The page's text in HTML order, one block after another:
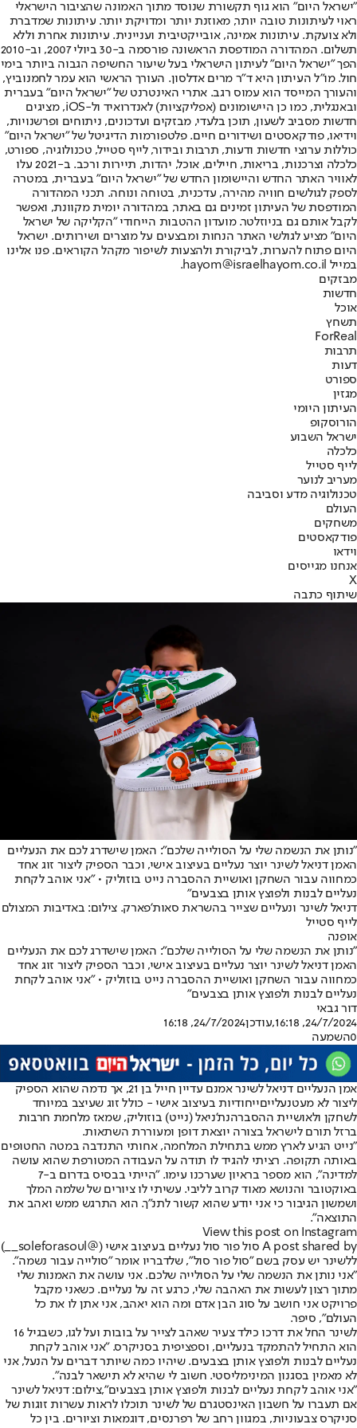
"ישראל היום" הוא גוף תקשורת שנוסד מתוך האמונה שהציבור הישראלי
ראוי לעיתונות טובה יותר, מאוזנת יותר ומדויקת יותר. עיתונות שמדברת
ולא צועקת. עיתונות אמינה, אובייקטיבית ועניינית. עיתונות אחרת וללא
תשלום. המהדורה המודפסת הראשונה פורסמה ב-30 ביולי 2007, וב-2010
הפך "ישראל היום" לעיתון הישראלי בעל שיעור החשיפה הגבוה ביותר בימי
חול. מו"ל העיתון היא ד"ר מרים אדלסון. העורך הראשי הוא עמר לחמנוביץ,
והעורך המייסד הוא עמוס רגב. אתרי האינטרנט של "ישראל היום" בעברית
ובאנגלית, כמו כן היישומונים (אפליקציות) לאנדרואיד ול-iOS, מציגים
חדשות מסביב לשעון, תוכן בלעדי, מבזקים ועדכונים, ניתוחים ופרשנויות,
וידיאו, פודקאסטים ושידורים חיים. פלטפורמות הדיגיטל של "ישראל היום"
כוללות ערוצי חדשות ודעות, תרבות ובידור, לייף סטייל, טכנולוגיה, ספורט,
כלכלה וצרכנות, בריאות, חיילים, אוכל, יהדות, תיירות ורכב. ב-2021 עלו
לאוויר האתר החדש והיישומון החדש של "ישראל היום" בעברית, במטרה
לספק לגולשים חוויה מהירה, עדכנית, בטוחה ונוחה. תכני המהדורה
המודפסת של העיתון זמינים גם באתר, במהדורה יומית מקוונת, ואפשר
לקבל אותם גם בניוזלטר. מועדון ההטבות הייחודי "הקליקה של ישראל
היום" מציע לגולשי האתר הנחות ומבצעים על מוצרים ושירותים. ישראל
היום פתוח להערות, לביקורת ולהצעות לשיפור מקהל הקוראים. פנו אלינו
במייל hayom@israelhayom.co.il.
מבזקים
חדשות
אוכל
תשחץ
ForReal
תרבות
דעות
ספורט
מגזין
העיתון היומי
הורוסקופ
ישראל השבוע
כלכלה
לייף סטייל
מעריב לנוער
טכנולוגיה מדע וסביבה
העולם
משחקים
פודקאסטים
וידאו
אנחנו מגייסים
X
שיתוף כתבה
"נותן את הנשמה שלי על הסולייה שלכם": האמן שישדרג לכם את הנעליים
האמן דניאל לשינר יוצר נעליים בעיצוב אישי, וכבר הספיק ליצור זוג אחד
כמחווה עבור השחקן ואושיית ההסברה נייט בוזוליק • "אני אוהב לקחת
נעליים לבנות ולפוצץ אותן בצבעים"
דניאל לשינר ונעליים שצייר בהשראת סאות'פארק. צילום: באדיבות המצולם
לייף סטייל
אופנה
"נותן את הנשמה שלי על הסולייה שלכם": האמן שישדרג לכם את הנעליים
האמן דניאל לשינר יוצר נעליים בעיצוב אישי, וכבר הספיק ליצור זוג אחד
כמחווה עבור השחקן ואושיית ההסברה נייט בוזוליק • "אני אוהב לקחת
נעליים לבנות ולפוצץ אותן בצבעים"
דור גבאי
24/7/2024, 16:18
,עודכן24/7/2024, 16:18
0השמעה
אמן הנעליים דניאל לשינר אמנם עדיין חייל בן 21, אך נדמה שהוא הספיק
ליצור לא מעטנעלייםייחודיות בעיצוב אישי - כולל זוג שעיצב במיוחד
לשחקן ולאושיית ההסברהנת'ניאל (נייט) בוזוליק, שמאז מלחמת חרבות
ברזל תורם לישראל בצורה יוצאת דופן ומעוררת השתאות.
"נייט הגיע לארץ ממש בתחילת המלחמה, אחותי התנדבה במטה החטופים
באותה תקופה. רציתי להגיד לו תודה על העבודה המטורפת שהוא עושה
למדינה", הוא מספר בראיון שערכנו עימו. "הייתי בבסיס בדרום ב-7
באוקטובר והנושא מאוד קרוב לליבי. עשיתי לו ציורים של שלמה המלך
ושמשון הגיבור כי אני יודע שהוא קשור לתנ"ך. הוא התרגש ממש ואהב את
התוצאה".
View this post on Instagram
A post shared by סול פור סול נעליים בעיצוב אישי (@soleforasoul__)
ללשינר יש עסק בשם "סול פור סול", שלדבריו אומר "סולייה עבור נשמה".
"אני נותן את הנשמה שלי על הסולייה שלכם. אני עושה את האמנות שלי
מתוך רצון לעשות את האהבה שלי, כרגע זה על נעליים. כשאני מקבל
פרויקט אני חושב על סוג הבן אדם ומה הוא יאהב, אני אתן לו את כל
העולם", סיפר.
לשינר החל את דרכו כילד צעיר שאהב לצייר על בובות ועל לגו, כשבגיל 16
הוא התחיל להתמקד בנעליים, וספציפית בסניקרס. "אני אוהב לקחת
נעליים לבנות ולפוצץ אותן בצבעים. שיהיו כמה שיותר דברים על הנעל, אני
לא מאמין בסגנון המינימליסטי. חשוב לי שהיא לא תישאר לבנה".
"אני אוהב לקחת נעליים לבנות ולפוצץ אותן בצבעים",צילום: דניאל לשינר
אם תעברו על חשבון האינסטגרם של לשינר תוכלו לראות עשרות זוגות של
סניקרס צבעוניות, במגוון רחב של רפרנסים, דוגמאות וציורים. בין כל